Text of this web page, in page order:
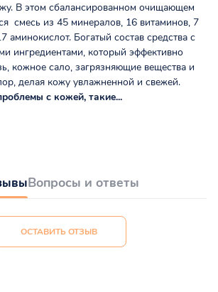
В этом сбалансированном очищающем
смесь из 45 минералов, 16 витаминов, 7
аминокислот. Богатый состав средства с
ингредиентами, который эффективно
кожное сало, загрязняющие вещества и
делая кожу увлажненной и свежей.
с кожей, такие...
Вопросы и ответы
ОСТАВИТЬ ОТЗЫВ